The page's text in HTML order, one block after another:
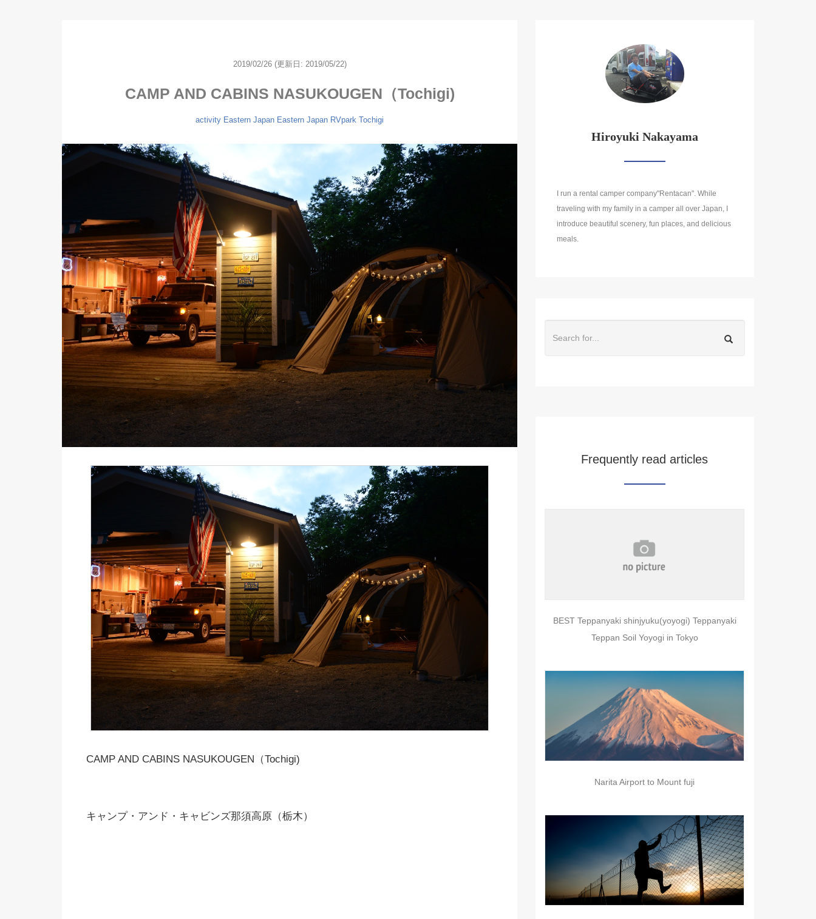
2019/02/26 (更新日: 2019/05/22)
CAMP AND CABINS NASUKOUGEN（Tochigi)
activity Eastern Japan Eastern Japan RVpark Tochigi
CAMP AND CABINS NASUKOUGEN（Tochigi)
キャンプ・アンド・キャビンズ那須高原（栃木）
Hiroyuki Nakayama
I run a rental camper company"Rentacan". While
traveling with my family in a camper all over Japan, I
introduce beautiful scenery, fun places, and delicious
meals.
Frequently read articles
BEST Teppanyaki shinjyuku(yoyogi) Teppanyaki
Teppan Soil Yoyogi in Tokyo
Narita Airport to Mount fuji